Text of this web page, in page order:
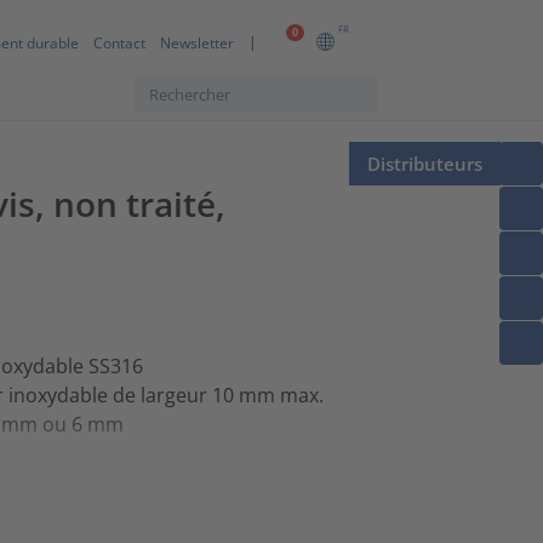
0 FR
durable Contact Newsletter
Distributeurs
non traité,
SS316
de largeur 10 mm max.
ou 6 mm